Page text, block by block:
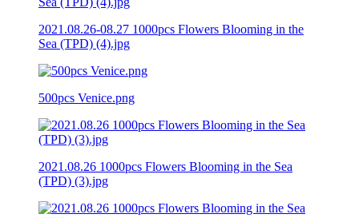
2021.08.26-08.27 1000pcs Flowers Blooming in the
Sea (TPD) (4).jpg
500pcs Venice.png
2021.08.26 1000pcs Flowers Blooming in the Sea
(TPD) (3).jpg